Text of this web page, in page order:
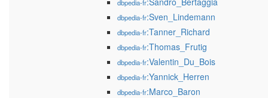
dbpedia-fr
dbpedia-fr:Sven_Lindemann
dbpedia-fr:Tanner_Richard
dbpedia-fr:Thomas_Frutig
dbpedia-fr:Valentin_Du_Bois
dbpedia-fr:Yannick_Herren
dbpedia-fr:Marco_Baron